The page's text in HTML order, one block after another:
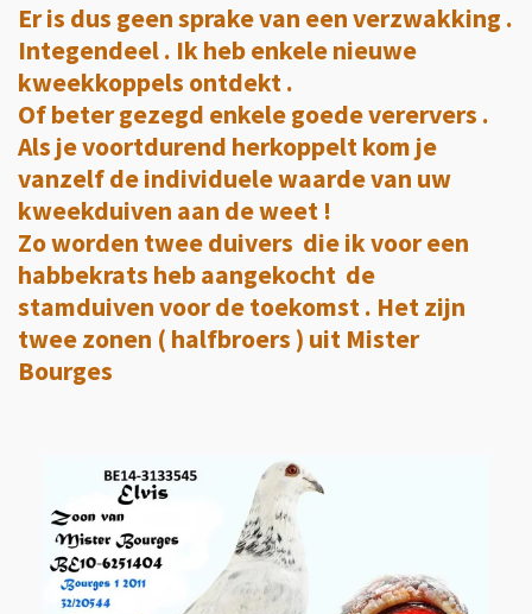
Er is dus geen sprake van een verzwakking .
Integendeel . Ik heb enkele nieuwe
kweekkoppels ontdekt .
Of beter gezegd enkele goede verervers .
Als je voortdurend herkoppelt kom je
vanzelfde individuele waardevan uw
kweekduiven aan de weet !
Zo worden twee duivers die ik voor een
habbekrats heb aangekocht de
stamduiven voor de toekomst . Het zijn
twee zonen ( halfbroers ) uit Mister
Bourges